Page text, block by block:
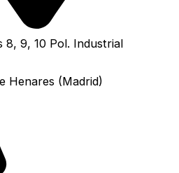
8, 9, 10 Pol. Industrial
Henares (Madrid)